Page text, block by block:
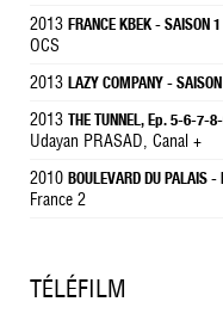
2013 FRANCE KBEK - SAISON 1
OCS
2013 LAZY COMPANY -
2013 THE TUNNEL, Ep. 5-6-7-
Udayan PRASAD, Canal +
2010 BOULEVARD DU
France 2
TÉLÉFILM